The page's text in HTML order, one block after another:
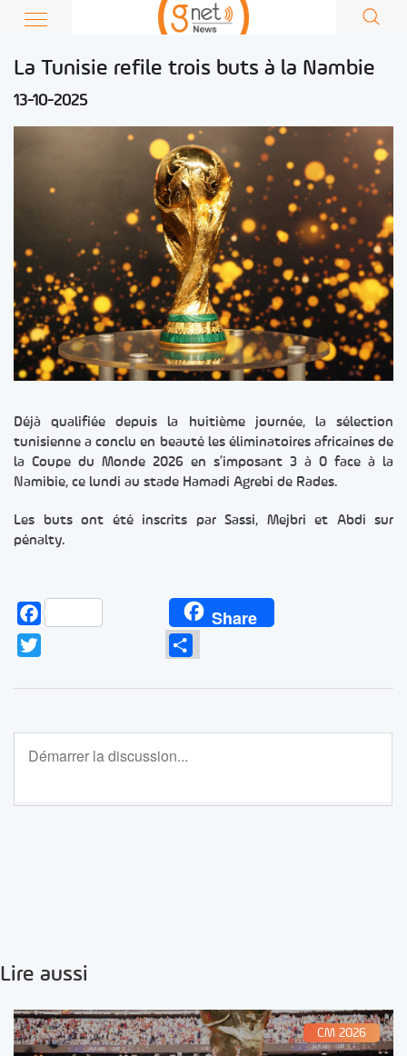
La Tunisie refile trois buts à la Nambie
13-10-2025
Déjà qualifiée depuis la huitième journée, la sélection
tunisienne a conclu en beauté les éliminatoires africaines de
la Coupe du Monde 2026 en s’imposant 3 à 0 face à la
Namibie, ce lundi au stade Hamadi Agrebi de Rades.
Les buts ont été inscrits par Sassi, Mejbri et Abdi sur
pénalty.
Facebook Share
Partager
Lire aussi
CM 2026